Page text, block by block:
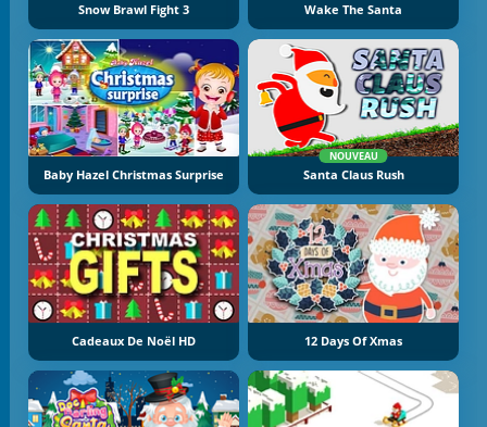
Snow Brawl Fight 3 Wake The Santa
Baby Hazel Christmas Surprise
NOUVEAU
Santa Claus Rush
Cadeaux De Noël HD 12 Days Of Xmas